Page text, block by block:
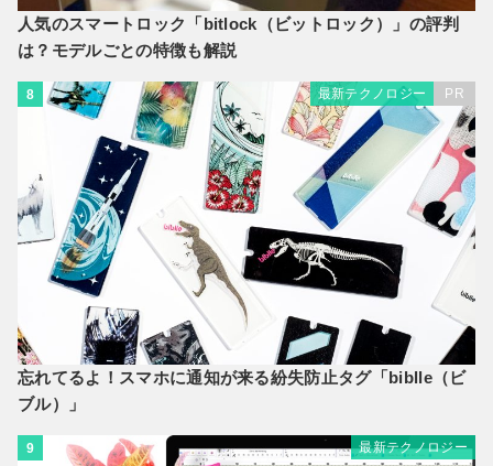
人気のスマートロック「bitlock（ビットロック）」の評判
は？モデルごとの特徴も解説
8 最新テクノロジー PR
忘れてるよ！スマホに通知が来る紛失防止タグ「biblle（ビ
ブル）」
9 最新テクノロジー